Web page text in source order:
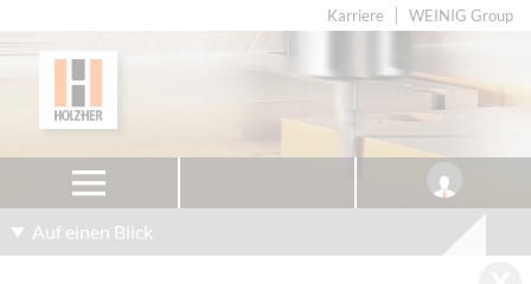
Karriere WEINIG Group
Auf einen Blick